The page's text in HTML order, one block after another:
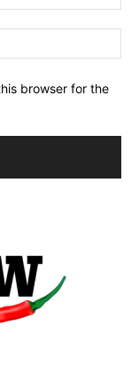
browser for the